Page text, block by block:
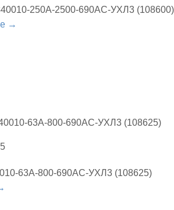
250А-2500-690AC-УХЛ3 (108600)
→
63А-800-690AC-УХЛ3 (108625)